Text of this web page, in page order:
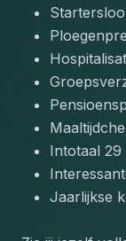
Intotaal
Jaarlijkse